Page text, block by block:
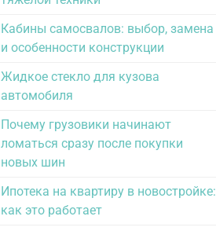
Кабины самосвалов: выбор, замена
и особенности конструкции
Жидкое стекло для кузова
автомобиля
Почему грузовики начинают
ломаться сразу после покупки
новых шин
Ипотека на квартиру в новостройке:
как это работает